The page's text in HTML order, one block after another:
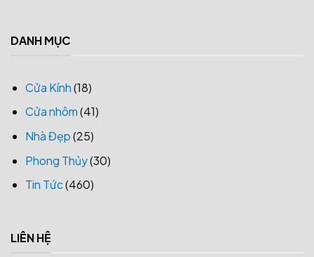
DANH MỤC
Cửa Kính(18)
Cửa nhôm(41)
Nhà Đẹp(25)
Phong Thủy(30)
Tin Tức(460)
LIÊN HỆ